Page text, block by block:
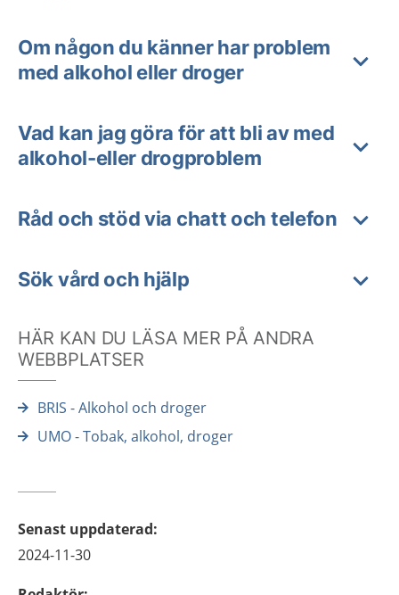
Om någon du känner har problem
med alkohol eller droger
Vad kan jag göra för att bli av med
alkohol-eller drogproblem
Råd och stöd via chatt och telefon
Sök vård och hjälp
HÄR KAN DU LÄSA MER PÅ ANDRA
WEBBPLATSER
BRIS - Alkohol och droger
UMO - Tobak, alkohol, droger
Senast uppdaterad:
2024-11-30